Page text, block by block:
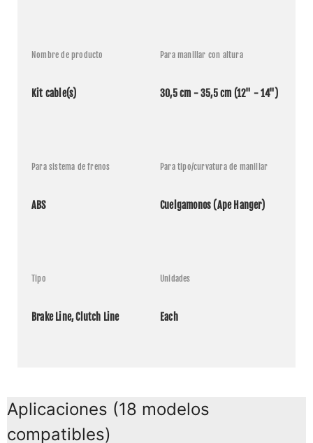
Nombre de producto
Kit cable(s)
Para manillar con altura
30,5 cm - 35,5 cm (12" - 14")
Para sistema de frenos
ABS
Para tipo/curvatura de manillar
Cuelgamonos (Ape Hanger)
Tipo
Brake Line, Clutch Line
Unidades
Each
Aplicaciones (18 modelos
compatibles)